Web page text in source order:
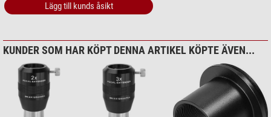
Lägg till kunds åsikt
KUNDER SOM HAR KÖPT DENNA ARTIKEL KÖPTE ÄVEN...